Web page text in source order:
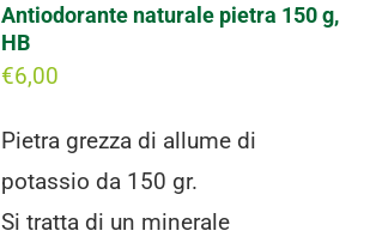
Antiodorante naturale pietra 150 g,
HB
€6,00
Pietra grezza di allume di
potassio da 150 gr.
Si tratta di un minerale